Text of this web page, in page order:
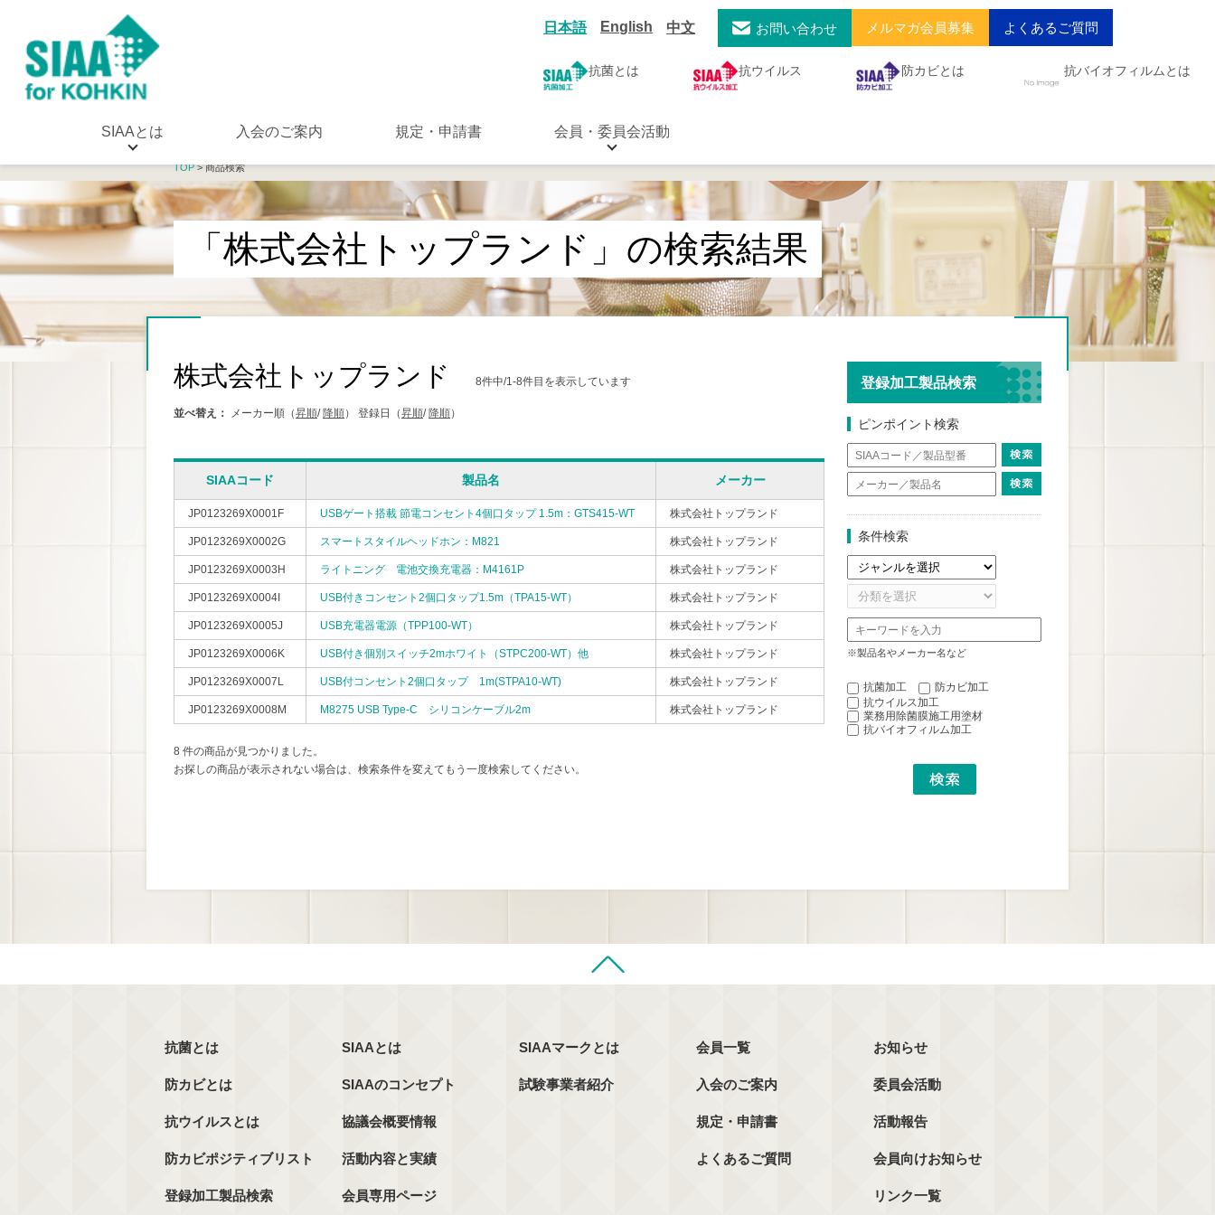
日本語 English 中文 お問い合わせ メルマガ会員募集 よくあるご質問
抗菌とは 抗ウイルス 防カビとは 抗バイオフィルムとは
SIAAとは 入会のご案内 規定・申請書 会員・委員会活動
TOP> 商品検索
「株式会社トップランド」の検索結果
株式会社トップランド 8件中/1-8件目を表示しています
並べ替え： メーカー順（昇順/ 降順） 登録日（昇順/ 降順）
SIAAコード 製品名 メーカー
JP0123269X0001F USBゲート搭載 節電コンセント4個口タップ 1.5m：GTS415-WT 株式会社トップランド
JP0123269X0002G スマートスタイルヘッドホン：M821 株式会社トップランド
JP0123269X0003H ライトニング 電池交換充電器：M4161P 株式会社トップランド
JP0123269X0004I USB付きコンセント2個口タップ1.5m（TPA15-WT） 株式会社トップランド
JP0123269X0005J USB充電器電源（TPP100-WT） 株式会社トップランド
JP0123269X0006K USB付き個別スイッチ2mホワイト（STPC200-WT）他 株式会社トップランド
JP0123269X0007L USB付コンセント2個口タップ 1m(STPA10-WT) 株式会社トップランド
JP0123269X0008M M8275 USB Type-C シリコンケーブル2m 株式会社トップランド
8 件の商品が見つかりました。
お探しの商品が表示されない場合は、検索条件を変えてもう一度検索してください。
登録加工製品検索
ピンポイント検索
条件検索
※製品名やメーカー名など
抗菌加工
防カビ加工
抗ウイルス加工
業務用除菌膜施工用塗材
抗バイオフィルム加工
抗菌とは
防カビとは
抗ウイルスとは
防カビポジティブリスト
登録加工製品検索
SIAAとは
SIAAのコンセプト
協議会概要情報
活動内容と実績
会員専用ページ
SIAAマークとは
試験事業者紹介
会員一覧
入会のご案内
規定・申請書
よくあるご質問
お知らせ
委員会活動
活動報告
会員向けお知らせ
リンク一覧